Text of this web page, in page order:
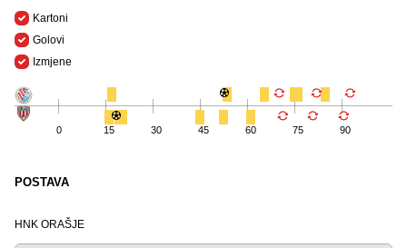
Kartoni
Golovi
Izmjene
0 15 30 45 60 75 90
POSTAVA
HNK ORAŠJE